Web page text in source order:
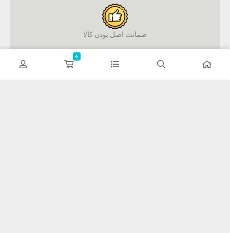
ضمانت اصل بودن کالا
0